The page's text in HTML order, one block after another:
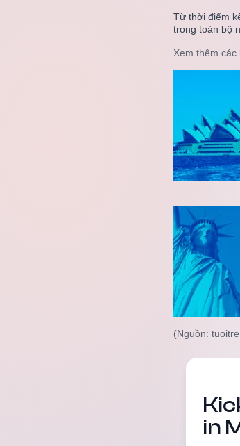
Từ thời điểm
trong toàn bộ
Xem thêm các
(Nguồn:
in